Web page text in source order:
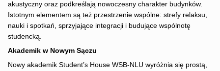
akustyczny oraz podkreślają nowoczesny charakter budynków.
Istotnym elementem są też przestrzenie wspólne: strefy relaksu,
nauki i spotkań, sprzyjające integracji i budujące wspólnotę
studencką.
Akademik w Nowym Sączu
Nowy akademik Student’s House WSB-NLU wyróżnia się prostą,